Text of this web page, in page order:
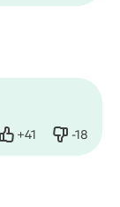
+41
Нравится -18
Не